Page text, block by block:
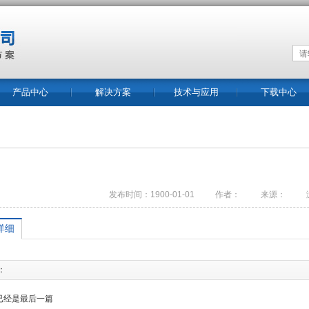
产品中心 解决方案 技术与应用 下载中心
发布时间：1900-01-01 作者： 来源：
细
经是最后一篇